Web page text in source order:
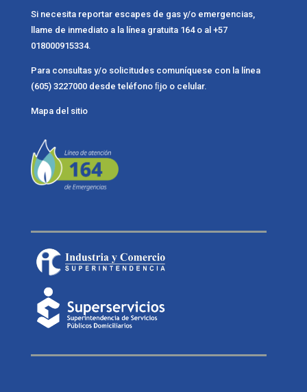
Si necesita reportar escapes de gas y/o emergencias,
llame de inmediato a la línea gratuita 164 o al +57
018000915334.
Para consultas y/o solicitudes comuníquese con la línea
(605) 3227000 desde teléfono ﬁjo o celular.
Mapa del sitio